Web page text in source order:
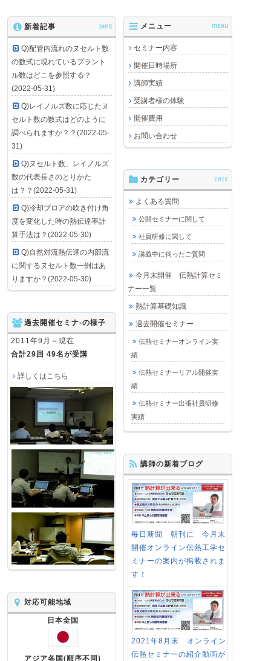
メニュー MENU
セミナー内容
開催日時場所
講師実績
受講者様の体験
開催費用
お問い合わせ
新着記事 INFO
Q)配管内流れのヌセルト数
の数式に現れているプラント
ル数はどこを参照する？
(2022-05-31)
Q)レイノルズ数に応じたヌ
セルト数の数式はどのように
調べられますか？？(2022-05-
31)
Q)ヌセルト数、レイノルズ
数の代表長さのとりかた
は？？(2022-05-31)
Q)冷却ブロアの吹き付け角
度を変化した時の熱伝達率計
算手法は？(2022-05-30)
Q)自然対流熱伝達の内部流
に関するヌセルト数一例はあ
りますか？(2022-05-30)
カテゴリー CATE
よくある質問
公開セミナーに関して
社員研修に関して
講義中に伺ったご質問
今月末開催 伝熱計算セミ
ナー一覧
熱計算基礎知識
過去開催セミナー
伝熱セミナーオンライン実
績
伝熱セミナーリアル開催実
績
伝熱セミナー出張社員研修
実績
過去開催セミナ-の様子
2011年9月～現在
合計29回 49名が受講
詳しくはこちら
講師の新着ブログ
毎日新聞 朝刊に 今月末
開催オンライン伝熱工学セ
ミナーの案内が掲載されま
す！
2021年8月末 オンライン
伝熱セミナーの紹介動画が
対応可能地域
日本全国
アジア各国(順序不同)